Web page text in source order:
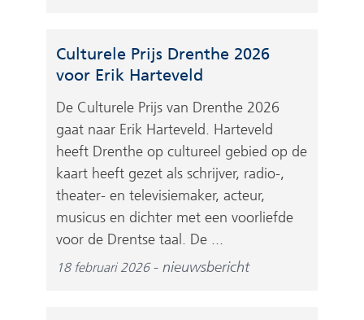
Culturele Prijs Drenthe 2026
voor Erik Harteveld
De Culturele Prijs van Drenthe 2026
gaat naar Erik Harteveld. Harteveld
heeft Drenthe op cultureel gebied op de
kaart heeft gezet als schrijver, radio-,
theater- en televisiemaker, acteur,
musicus en dichter met een voorliefde
voor de Drentse taal. De ...
18 februari 2026 nieuwsbericht